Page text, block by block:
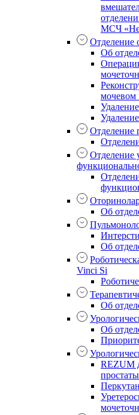
МСЧ
Отделение
Об
мочевом
Отделение
Отделение
Об
Об
Vinci Si
Об
Об
REZUM